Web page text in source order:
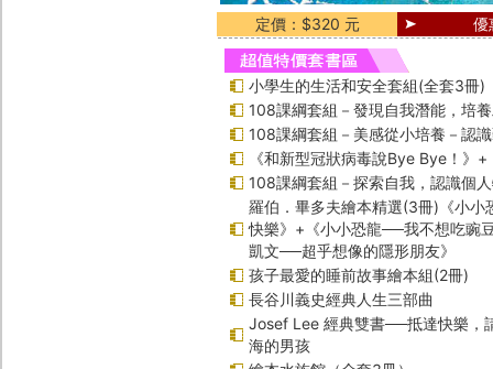
定價：$320 元 優
小學生的生活和安全套組(全套3冊)
108課綱套組－發現自我潛能，培
108課綱套組－美感從小培養－認
《和新型冠狀病毒說Bye Bye！》
108課綱套組－探索自我，認識個
羅伯．畢多夫繪本精選(3冊)《小
快樂》+《小小恐龍──我不想吃豌
凱文──超乎想像的隱形朋友》
孩子最愛的睡前故事繪本組(2冊)
長谷川義史經典人生三部曲
Josef Lee 經典雙書──抵達快樂，
海的男孩